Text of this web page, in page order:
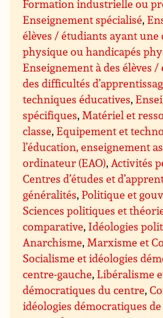
Formation industrielle ou
Enseignement spécialisé,
élèves / étudiants ayant une
physique ou handicapés
Enseignement à des élèves
des difficultés
techniques éducatives,
spécifiques,Matériel et
classe,Equipement et
l’éducation, enseignement
ordinateur (EAO),Activités
Centres d’études et
généralités,Politique et
Sciences politiques et
comparative, Idéologies
Anarchisme,Marxisme et
Socialisme et idéologies
centre-gauche,Libéralisme
démocratiques du centre,
idéologies démocratiques